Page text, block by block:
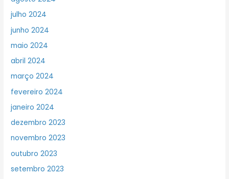
julho 2024
junho 2024
maio 2024
abril 2024
março 2024
fevereiro 2024
janeiro 2024
dezembro 2023
novembro 2023
outubro 2023
setembro 2023